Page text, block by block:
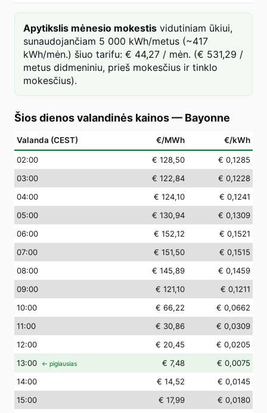
Apytikslis mėnesio mokestis vidutiniam ūkiui,
sunaudojančiam 5 000 kWh/metus (~417
kWh/mėn.) šiuo tarifu: € 44,27 / mėn. (€ 531,29 /
metus didmeniniu, prieš mokesčius ir tinklo
mokesčius).
Šios dienos valandinės kainos— Bayonne
Valanda (CEST) €/MWh €/kWh
02:00 € 128,50
€ 0,1285
03:00 € 122,84
€ 0,1228
04:00 € 124,10
€ 0,1241
05:00 € 130,94
€ 0,1309
06:00 € 152,12
€ 0,1521
07:00 € 151,50
€ 0,1515
08:00 € 145,89
€ 0,1459
09:00 € 121,10
€ 0,1211
10:00 € 66,22
€ 0,0662
11:00 € 30,86
€ 0,0309
12:00 € 20,45
€ 0,0205
13:00 ← pigiausias € 7,48
€ 0,0075
14:00 € 14,52
€ 0,0145
15:00 € 17,99
€ 0,0180